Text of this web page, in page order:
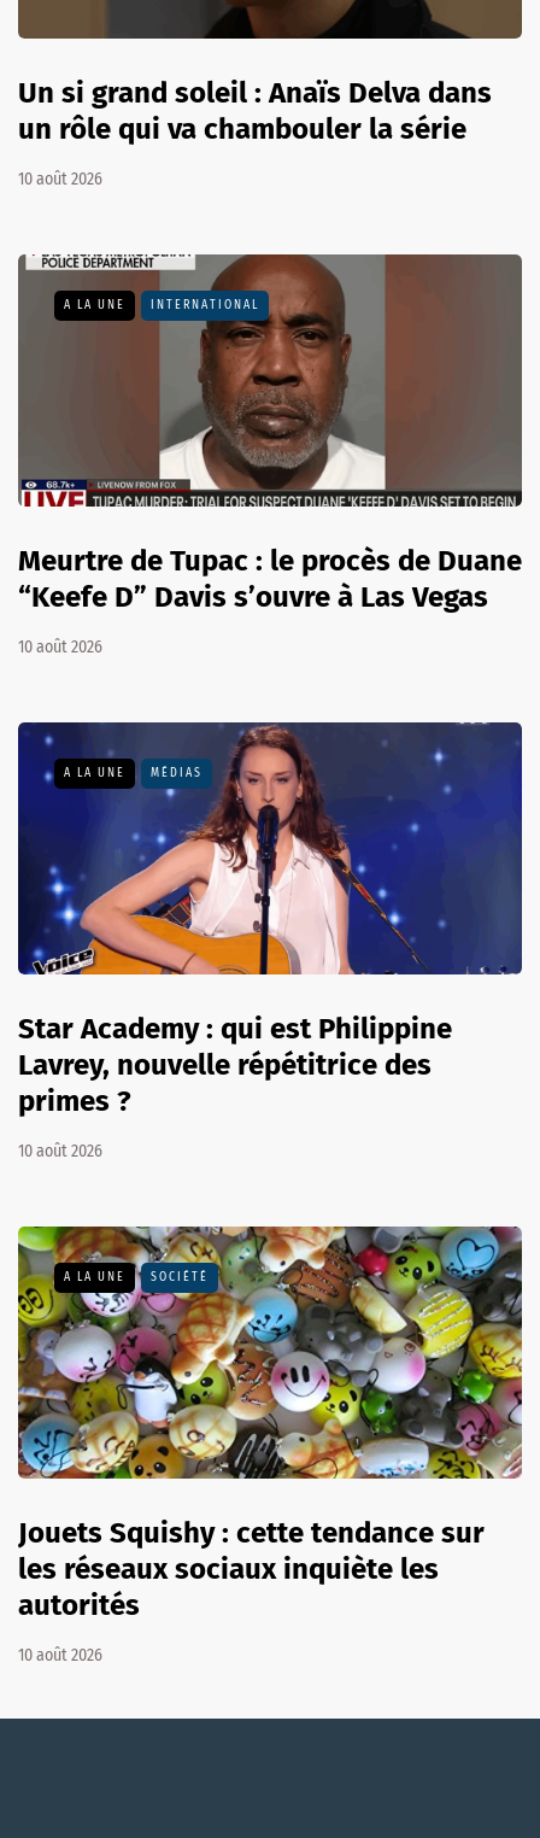
Un si grand soleil : Anaïs Delva dans
un rôle qui va chambouler la série
10 août 2026
A LA UNE INTERNATIONAL
Meurtre de Tupac : le procès de Duane
“Keefe D” Davis s’ouvre à Las Vegas
10 août 2026
A LA UNE MÉDIAS
Star Academy : qui est Philippine
Lavrey, nouvelle répétitrice des
primes ?
10 août 2026
A LA UNE SOCIÉTÉ
Jouets Squishy : cette tendance sur
les réseaux sociaux inquiète les
autorités
10 août 2026